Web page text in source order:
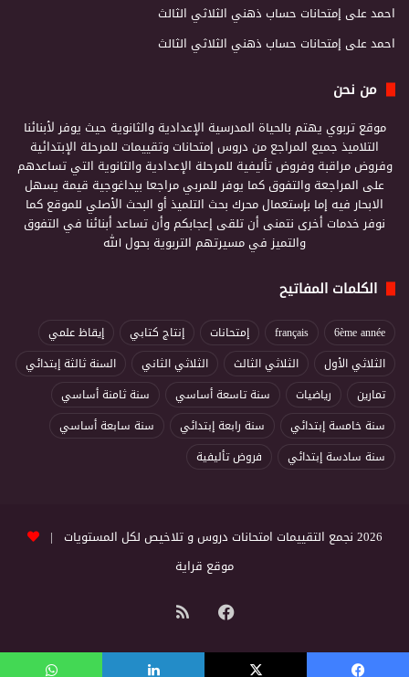
احمدعلى إمتحانات حساب ذهني الثلاثي الثالث
احمدعلى إمتحانات حساب ذهني الثلاثي الثالث
من نحن
موقع تربوي يهتم بالحياة المدرسية الإعدادية والثانوية حيث يوفر لأبنائنا
التلاميذ جميع المراجع من دروس إمتحانات وتقييمات للمرحلة الإبتدائية
وفروض مراقبة وفروض تأليفية للمرحلة الإعدادية والثانوية التي تساعدهم
على المراجعة والتفوق كما يوفر للمربي مراجعا بيداغوجية قيمة يسهل
الابحار فيه إما بإستعمال محرك بحث التلميذ أو البحث الأصلي للموقع كما
نوفر خدمات أخرى نتمنى أن تلقى إعجابكم وأن تساعد أبنائنا في التفوق
والتميز في مسيرتهم التربوية بحول الله
الكلمات المفاتيح
6ème année
français إمتحانات إنتاج كتابي
إيقاظ علمي
الثلاثي الأول
الثلاثي الثالث الثلاثي الثاني
السنة ثالثة إبتدائي
تمارين
رياضيات سنة تاسعة أساسي
سنة ثامنة أساسي
سنة خامسة إبتدائي
سنة رابعة إبتدائي
سنة سابعة أساسي
سنة سادسة إبتدائي
فروض تأليفية
2026 نجمع التقييمات امتحانات دروس و تلاخيص لكل المستويات |
موقع قراية
فيسبوك
الموقع